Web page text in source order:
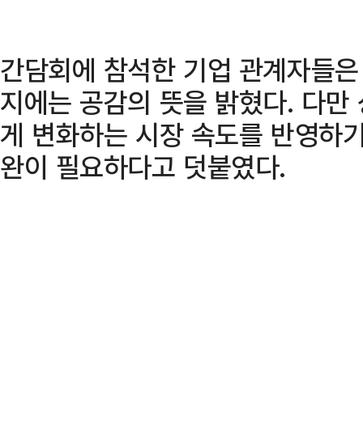
간담회에 참석한 기업 관계자들
지에는 공감의 뜻을 밝혔다. 다
게 변화하는 시장 속도를 반영하
완이 필요하다고 덧붙였다.